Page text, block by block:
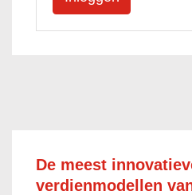
De meest
verdienmodellen